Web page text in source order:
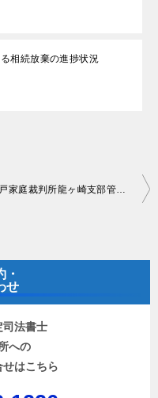
相続放棄の進捗状況
水戸家庭裁判所龍ヶ崎支部管轄の相続放棄
・
せ
司法書士
への
はこちら